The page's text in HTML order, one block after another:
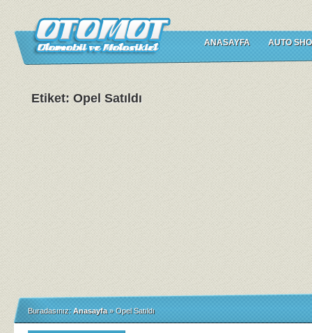
ANASAYFA AUTO
Etiket: Opel Satıldı
Buradasınız: Anasayfa » Opel Satıldı